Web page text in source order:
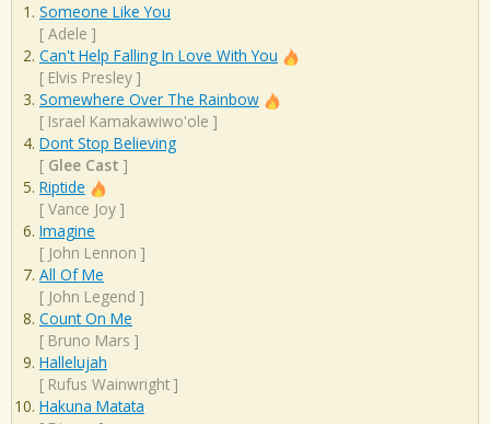
Someone Like You
[ Adele ]
Can't Help Falling In Love With You
[ Elvis Presley ]
Somewhere Over The Rainbow
[ Israel Kamakawiwo'ole ]
Dont Stop Believing
[ Glee Cast ]
Riptide
[ Vance Joy ]
Imagine
[ John Lennon ]
All Of Me
[ John Legend ]
Count On Me
[ Bruno Mars ]
Hallelujah
[ Rufus Wainwright ]
Hakuna Matata